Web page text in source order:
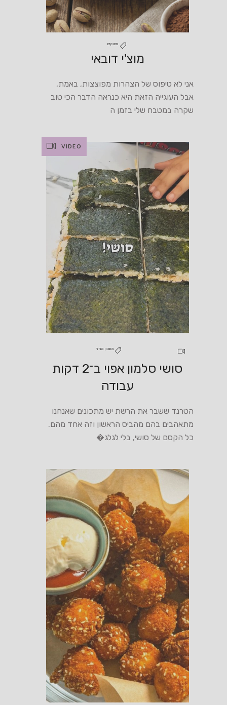
מתוקים
מוצ'י דובאי
אני לא טיפוס של הצהרות מפוצצות, באמת,
אבל העוגייה הזאת היא כנראה הדבר הכי טוב
שקרה במטבח שלי בזמן ה
VIDEO
מתכון מהיר
סושי סלמון אפוי ב־2 דקות
עבודה
הטרנד ששבר את הרשת יש מתכונים שאנחנו
מתאהבים בהם מהביס הראשון וזה אחד מהם.
כל הקסם של סושי, בלי לגלג�